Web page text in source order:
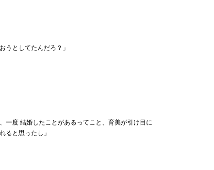
うとしてたんだろ？」
一度 結婚したことがあるってこと、育美が引け目に
ると思ったし」